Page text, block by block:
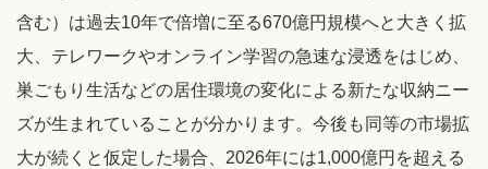
含む）は過去10年で倍増に至る670億円規模へと大きく拡
大、テレワークやオンライン学習の急速な浸透をはじめ、
巣ごもり生活などの居住環境の変化による新たな収納ニー
ズが生まれていることが分かります。今後も同等の市場拡
大が続くと仮定した場合、2026年には1,000億円を超える